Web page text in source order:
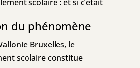
scolaire : et si c’était
du phénomène
Bruxelles, le
scolaire constitue